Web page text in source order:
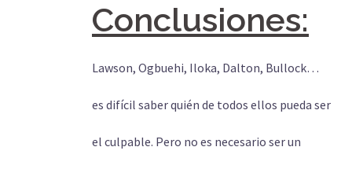
Conclusiones:
Lawson, Ogbuehi, Iloka, Dalton, Bullock…
es difícil saber quién de todos ellos pueda ser
el culpable. Pero no es necesario ser un